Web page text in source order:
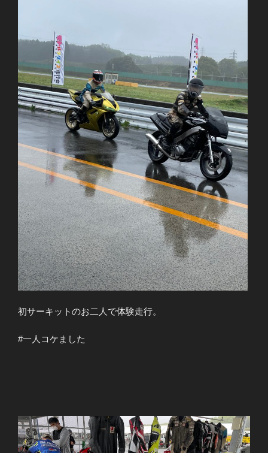
初サーキットのお二人で体験走行。
#一人コケました